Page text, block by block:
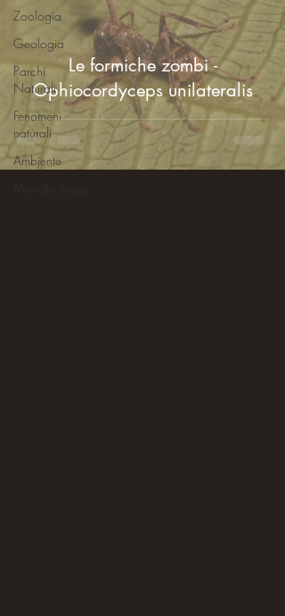
Zoologia
Geologia
Parchi
Naturali
Fenomeni
naturali
Ambiente
Le formiche zombi -
Ophiocordyceps unilateralis